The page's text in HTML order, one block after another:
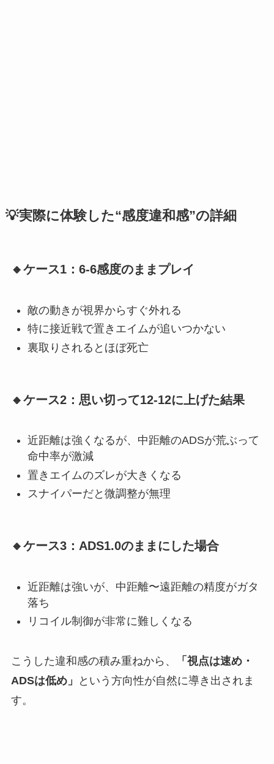
💡実際に体験した“感度違和感”の詳細
🔸ケース1：6-6感度のままプレイ
敵の動きが視界からすぐ外れる
特に接近戦で置きエイムが追いつかない
裏取りされるとほぼ死亡
🔸ケース2：思い切って12-12に上げた結果
近距離は強くなるが、中距離のADSが荒ぶって
命中率が激減
置きエイムのズレが大きくなる
スナイパーだと微調整が無理
🔸ケース3：ADS1.0のままにした場合
近距離は強いが、中距離〜遠距離の精度がガタ
落ち
リコイル制御が非常に難しくなる
こうした違和感の積み重ねから、
「視点は速め・
ADSは低め」
という方向性が自然に導き出されま
す。